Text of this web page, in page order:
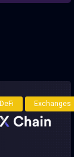
DeFi Exchanges